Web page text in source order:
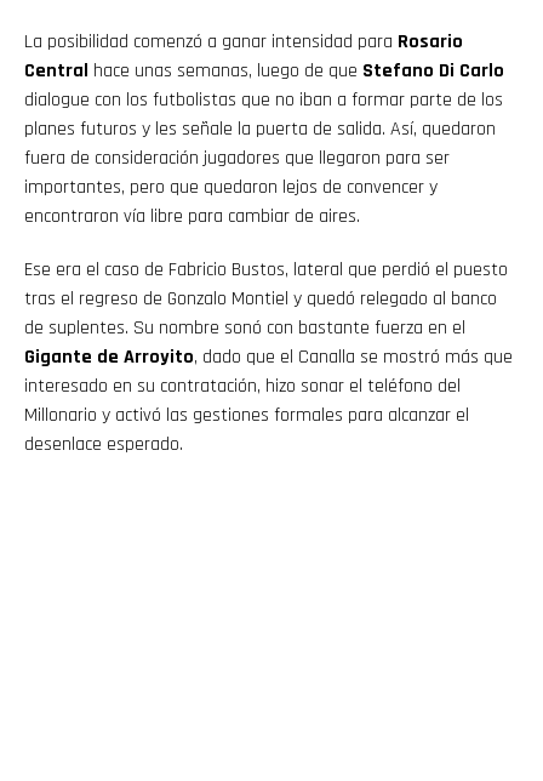
La posibilidad comenzó a ganar intensidad para Rosario
Central hace unas semanas, luego de que Stefano Di Carlo
dialogue con los futbolistas que no iban a formar parte de los
planes futuros y les señale la puerta de salida. Así, quedaron
fuera de consideración jugadores que llegaron para ser
importantes, pero que quedaron lejos de convencer y
encontraron vía libre para cambiar de aires.
Ese era el caso de Fabricio Bustos, lateral que perdió el puesto
tras el regreso de Gonzalo Montiel y quedó relegado al banco
de suplentes. Su nombre sonó con bastante fuerza en el
Gigante de Arroyito, dado que el Canalla se mostró más que
interesado en su contratación, hizo sonar el teléfono del
Millonario y activó las gestiones formales para alcanzar el
desenlace esperado.